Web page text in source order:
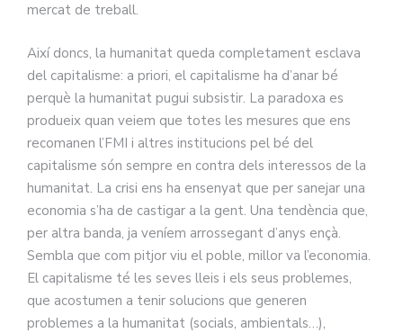
mercat de treball.
Així doncs, la humanitat queda completament esclava
del capitalisme: a priori, el capitalisme ha d’anar bé
perquè la humanitat pugui subsistir. La paradoxa es
produeix quan veiem que totes les mesures que ens
recomanen l’FMI i altres institucions pel bé del
capitalisme són sempre en contra dels interessos de la
humanitat. La crisi ens ha ensenyat que per sanejar una
economia s’ha de castigar a la gent. Una tendència que,
per altra banda, ja veníem arrossegant d’anys ençà.
Sembla que com pitjor viu el poble, millor va l’economia.
El capitalisme té les seves lleis i els seus problemes,
que acostumen a tenir solucions que generen
problemes a la humanitat (socials, ambientals…),